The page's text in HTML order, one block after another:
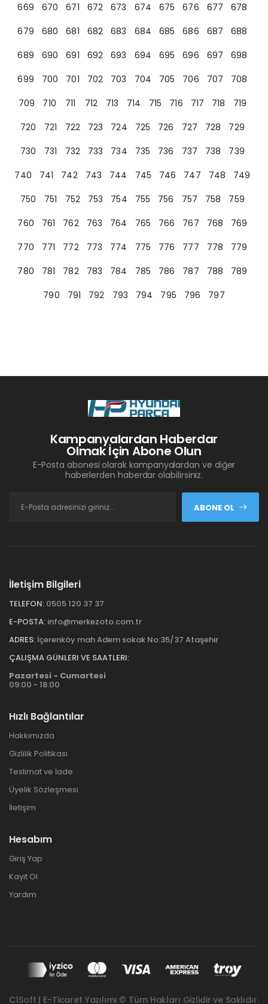
669
670 671 672 673 674 675 676 677
678
679
680 681 682 683 684 685 686 687
688
689
690 691 692 693 694 695 696 697
698
699
700 701 702 703 704 705 706 707
708
709
710 711 712 713 714 715 716 717 718
719
720
721 722 723 724 725 726 727 728
729
730
731 732 733 734 735 736 737 738
739
740
741 742 743 744 745 746 747 748
749
750
751 752 753 754 755 756 757 758
759
760
761 762 763 764 765 766 767 768
769
770
771 772 773 774 775 776 777 778
779
780
781 782 783 784 785 786 787 788
789
790
791 792 793 794 795 796 797
Kampanyalardan Haberdar
Olmak İçin Abone Olun
E-Posta abonesi olarak kampanyalardan ve diğer
haberlerden haberdar olabilirsiniz.
ABONE OL
İletişim Bilgileri
TELEFON: 0505 120 37 37
E-POSTA: info@merkezoto.com.tr
ADRES: İçerenköy mah Adem sokak No:35/37 Ataşehir
ÇALIŞMA GÜNLERI VE SAATLERI:
Pazartesi - Cumartesi
09:00 - 18:00
Hızlı Bağlantılar
Hakkımızda
Gizlilik Politikası
Teslimat ve İade
Üyelik Sözleşmesi
İletişim
Hesabım
Giriş Yap
Kayıt Ol
Yardım
C1Soft | E-Ticaret Yazılımı © Tüm Hakları Gizlidir ve Saklıdır.